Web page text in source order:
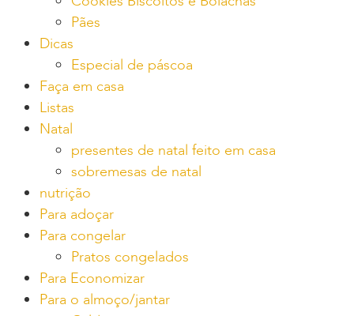
Pães
Dicas
Especial de páscoa
Faça em casa
Listas
Natal
presentes de natal feito em casa
sobremesas de natal
nutrição
Para adoçar
Para congelar
Pratos congelados
Para Economizar
Para o almoço/jantar